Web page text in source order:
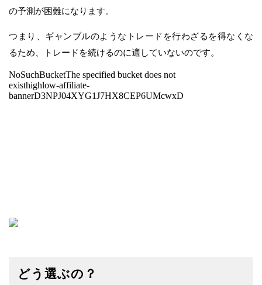
の予測が困難になります。
つまり、ギャンブルのようなトレードを行わざるを得なくな
るため、トレードを続けるのに適していないのです。
どう選ぶの？